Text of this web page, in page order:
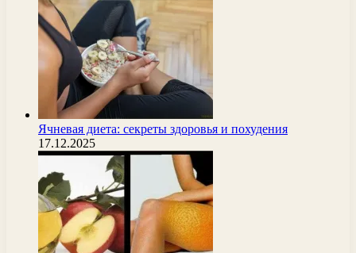
Ячневая диета: секреты здоровья и похудения
17.12.2025